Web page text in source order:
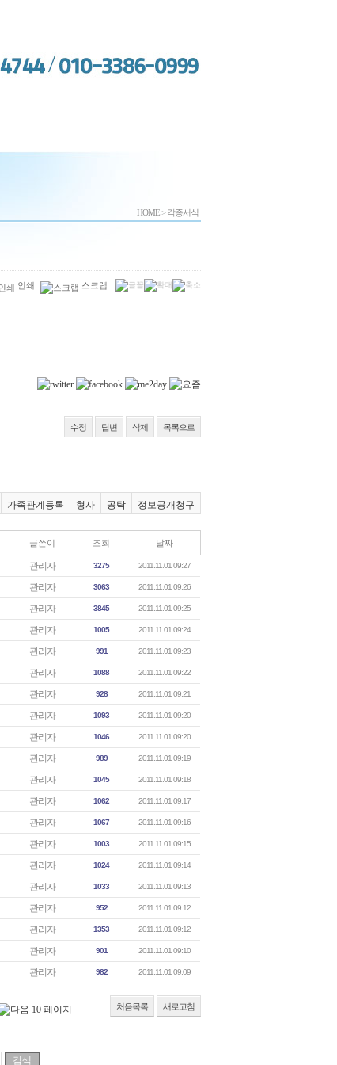
HOME >각종서식
인쇄 스크랩
수정 답변 삭제 목록으로
가족관계등록 형사 공탁 정보공개청구
글쓴이 조회 날짜
관리자 3275 2011.11.01 09:27
관리자 3063 2011.11.01 09:26
관리자 3845 2011.11.01 09:25
관리자 1005 2011.11.01 09:24
관리자 991 2011.11.01 09:23
관리자 1088 2011.11.01 09:22
관리자 928 2011.11.01 09:21
관리자 1093 2011.11.01 09:20
관리자 1046 2011.11.01 09:20
관리자 989 2011.11.01 09:19
관리자 1045 2011.11.01 09:18
관리자 1062 2011.11.01 09:17
관리자 1067 2011.11.01 09:16
관리자 1003 2011.11.01 09:15
관리자 1024 2011.11.01 09:14
관리자 1033 2011.11.01 09:13
관리자 952 2011.11.01 09:12
관리자 1353 2011.11.01 09:12
관리자 901 2011.11.01 09:10
관리자 982 2011.11.01 09:09
처음목록 새로고침